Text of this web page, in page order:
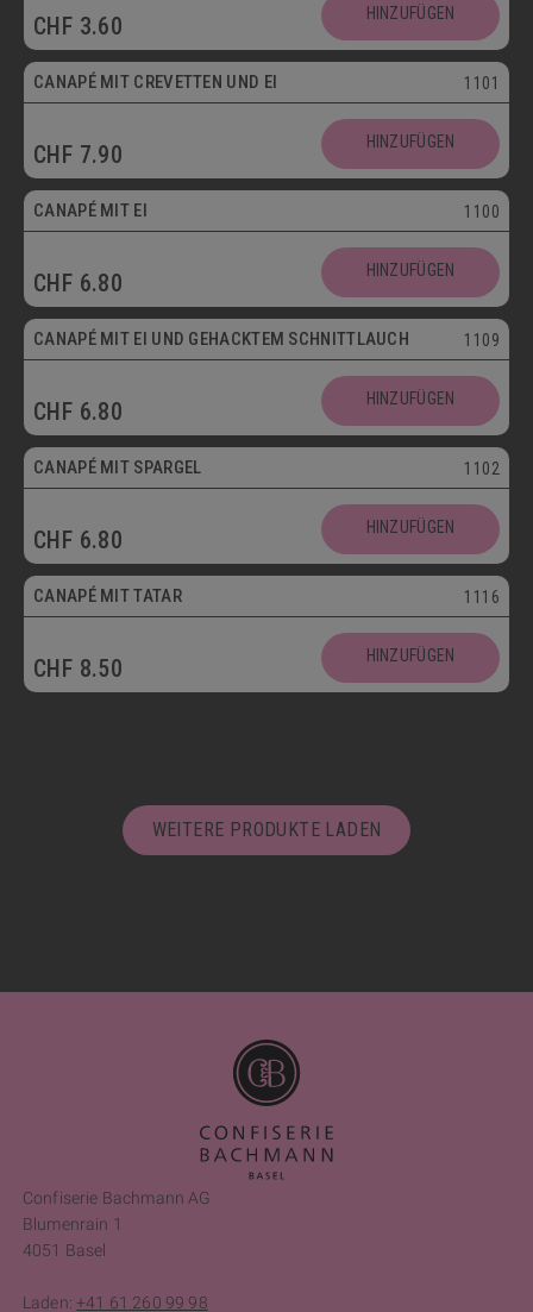
CHF 3.60 HINZUFÜGEN
CANAPÉ MIT CREVETTEN UND EI 1101
CHF 7.90 HINZUFÜGEN
Vegetarisch
CANAPÉ MIT EI 1100
CHF 6.80 HINZUFÜGEN
Vegetarisch
CANAPÉ MIT EI UND GEHACKTEM SCHNITTLAUCH 1109
CHF 6.80 HINZUFÜGEN
CANAPÉ MIT SPARGEL 1102
CHF 6.80 HINZUFÜGEN
CANAPÉ MIT TATAR 1116
CHF 8.50 HINZUFÜGEN
WEITERE PRODUKTE LADEN
Confiserie Bachmann AG
Blumenrain 1
4051 Basel
Laden:+41 61 260 99 98